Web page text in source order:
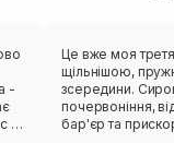
-
-
Це вже моя
щільнішою,
зсередини. Сироватка чудово знімає
почервоніння,
бар'єр та